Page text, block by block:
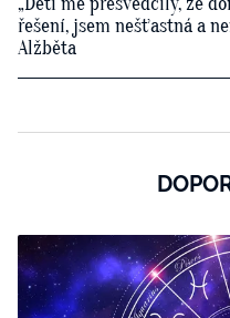
řešení, jsem nešťastná a
Alžběta